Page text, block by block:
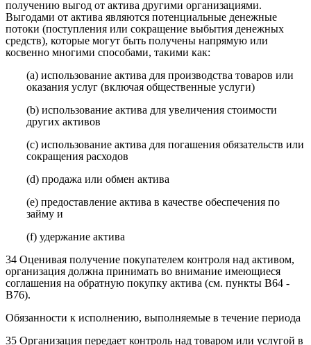
получению выгод от актива другими организациями.
Выгодами от актива являются потенциальные денежные
потоки (поступления или сокращение выбытия денежных
средств), которые могут быть получены напрямую или
косвенно многими способами, такими как:
(a) использование актива для производства товаров или
оказания услуг (включая общественные услуги)
(b) использование актива для увеличения стоимости
других активов
(c) использование актива для погашения обязательств или
сокращения расходов
(d) продажа или обмен актива
(e) предоставление актива в качестве обеспечения по
займу и
(f) удержание актива
34 Оценивая получение покупателем контроля над активом,
организация должна принимать во внимание имеющиеся
соглашения на обратную покупку актива (см. пункты B64 -
B76).
Обязанности к исполнению, выполняемые в течение периода
35 Организация передает контроль над товаром или услугой в